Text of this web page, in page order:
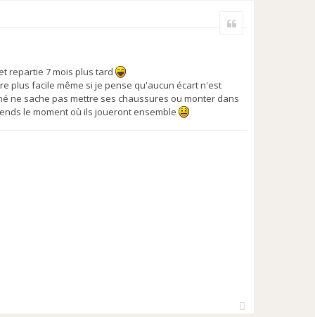
repartie 7 mois plus tard
plus facile même si je pense qu'aucun écart n'est
ne sache pas mettre ses chaussures ou monter dans
le moment où ils joueront ensemble